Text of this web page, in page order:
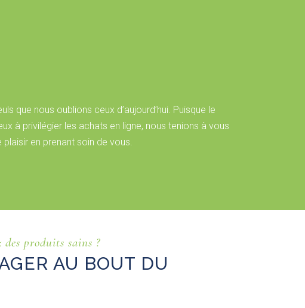
que nous oublions ceux d’aujourd’hui. Puisque le
à privilégier les achats en ligne, nous tenions à vous
en prenant soin de vous.
des produits sains ?
AU BOUT DU